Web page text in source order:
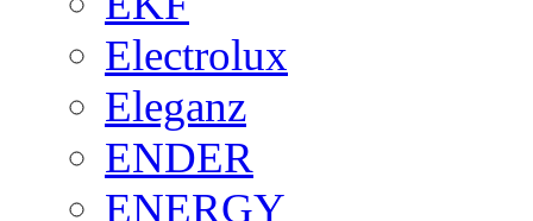
Electrolux
Eleganz
ENDER
ENERGY